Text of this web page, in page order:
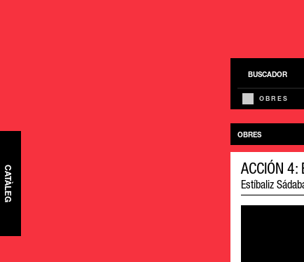
CATÀLEG
BUSCADOR
OBRES
OBRES
ACCIÓN 4:
Estíbaliz